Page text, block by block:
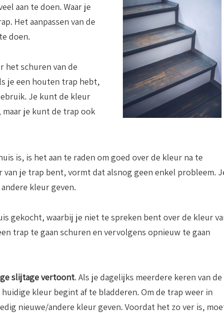
aan te doen. Waar je
Het aanpassen van de
doen.
het schuren van de
je een houten trap hebt,
Je kunt de kleur
je kunt de trap ook
is, is het aan te raden om goed over de kleur na te
je trap bent, vormt dat alsnog geen enkel probleem.
kleur geven.
gekocht, waarbij je niet te spreken bent over de kleur
trap te gaan schuren en vervolgens opnieuw te gaan
slijtage vertoont. Als je dagelijks meerdere keren van de
kleur begint af te bladderen. Om de trap weer in
nieuwe/andere kleur geven. Voordat het zo ver is,